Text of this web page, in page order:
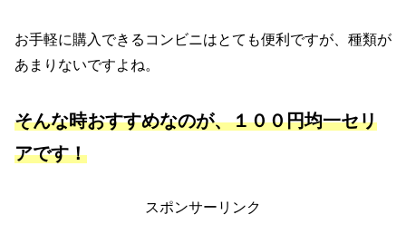
お手軽に購入できるコンビニはとても便利ですが、種類が
あまりないですよね。
そんな時おすすめなのが、１００円均一セリ
アです！
スポンサーリンク